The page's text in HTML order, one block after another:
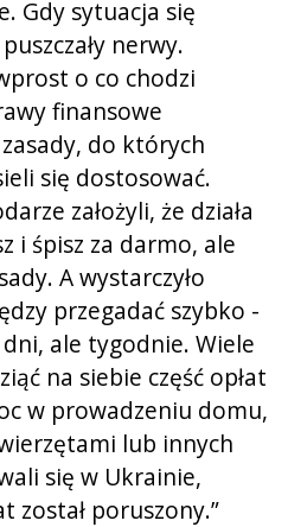
Gdy sytuacja się
nerwy.
o co chodzi
finansowe
do których
się dostosować.
założyli, że działa
i śpisz za darmo, ale
A wystarczyło
przegadać szybko -
ale tygodnie. Wiele
na siebie część opłat
w prowadzeniu domu,
lub innych
się w Ukrainie,
został poruszony.”